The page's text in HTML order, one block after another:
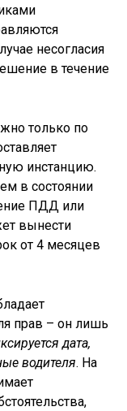
несогласия
в течение
только по
инстанцию.
в состоянии
ПДД или
вынести
от 4 месяцев
прав – он лишь
дата,
водителя. На